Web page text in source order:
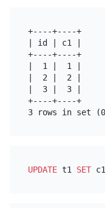
+----+----+
| id | c1 |
+----+----+
|  1 |  1 |
|  2 |  2 |
|  3 |  3 |
+----+----+
UPDATE t1 SET c1